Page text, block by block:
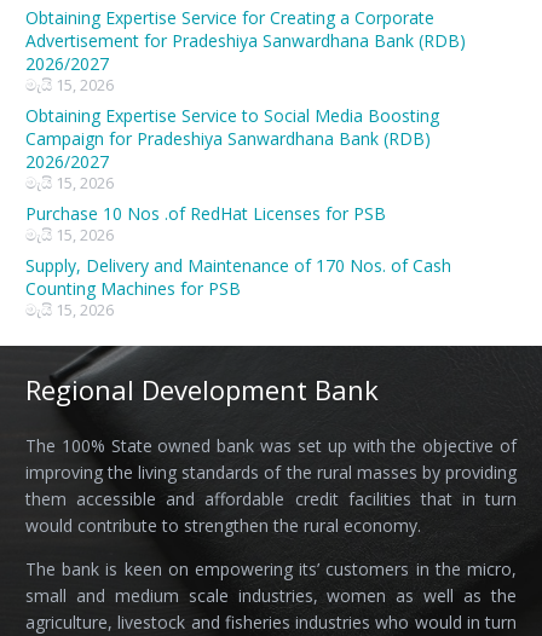
Obtaining Expertise Service for Creating a Corporate
Advertisement for Pradeshiya Sanwardhana Bank (RDB)
2026/2027
මැයි 15, 2026
Obtaining Expertise Service to Social Media Boosting
Campaign for Pradeshiya Sanwardhana Bank (RDB)
2026/2027
මැයි 15, 2026
Purchase 10 Nos .of RedHat Licenses for PSB
මැයි 15, 2026
Supply, Delivery and Maintenance of 170 Nos. of Cash
Counting Machines for PSB
මැයි 15, 2026
Regional Development Bank
The 100% State owned bank was set up with the objective of
improving the living standards of the rural masses by providing
them accessible and affordable credit facilities that in turn
would contribute to strengthen the rural economy.
The bank is keen on empowering its’ customers in the micro,
small and medium scale industries, women as well as the
agriculture, livestock and fisheries industries who would in turn